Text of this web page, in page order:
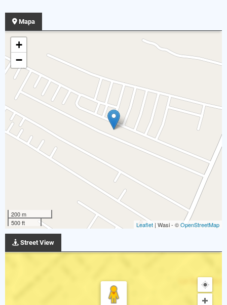
Mapa
+
−
200 m
500 ft
Leaflet | Wasi - ©OpenStreetMap
Street View